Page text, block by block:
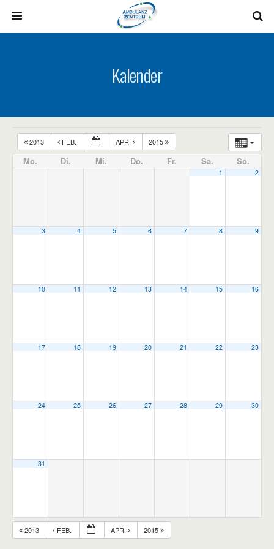
Kalender
2013 FEB. APR. 2015
Mo. Di. Mi. Do. Fr. Sa. So.
1 2
3 4 5 6 7 8 9
10 11 12 13 14 15 16
17 18 19 20 21 22 23
24 25 26 27 28 29 30
31
2013 FEB. APR. 2015